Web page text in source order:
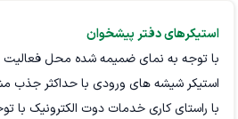
استیکرهای دفتر پیشخوان
با توجه به نمای ضمیمه شده محل فعالیت
استیکر شیشه های ورودی با حداکثر جذب
با راستای کاری خدمات دوت الکترونیک با